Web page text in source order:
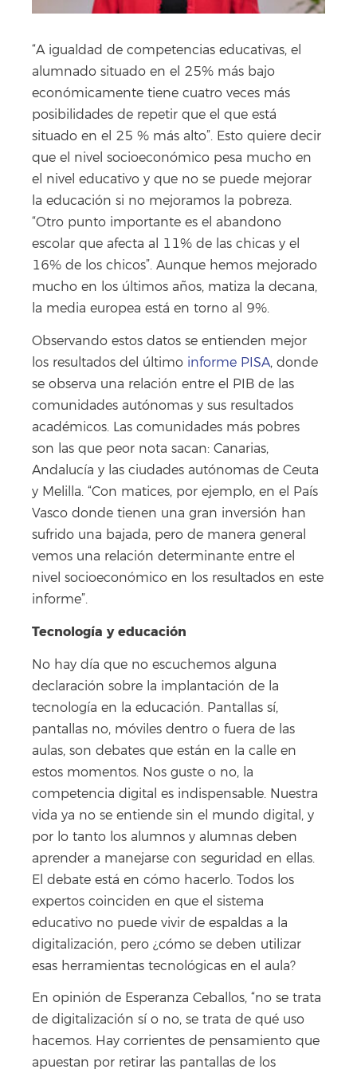
“A igualdad de competencias educativas, el
alumnado situado en el 25% más bajo
económicamente tiene cuatro veces más
posibilidades de repetir que el que está
situado en el 25 % más alto”. Esto quiere decir
que el nivel socioeconómico pesa mucho en
el nivel educativo y que no se puede mejorar
la educación si no mejoramos la pobreza.
“Otro punto importante es el abandono
escolar que afecta al 11% de las chicas y el
16% de los chicos”. Aunque hemos mejorado
mucho en los últimos años, matiza la decana,
la media europea está en torno al 9%.
Observando estos datos se entienden mejor
los resultados del último informe PISA, donde
se observa una relación entre el PIB de las
comunidades autónomas y sus resultados
académicos. Las comunidades más pobres
son las que peor nota sacan: Canarias,
Andalucía y las ciudades autónomas de Ceuta
y Melilla. “Con matices, por ejemplo, en el País
Vasco donde tienen una gran inversión han
sufrido una bajada, pero de manera general
vemos una relación determinante entre el
nivel socioeconómico en los resultados en este
informe”.
Tecnología y educación
No hay día que no escuchemos alguna
declaración sobre la implantación de la
tecnología en la educación. Pantallas sí,
pantallas no, móviles dentro o fuera de las
aulas, son debates que están en la calle en
estos momentos. Nos guste o no, la
competencia digital es indispensable. Nuestra
vida ya no se entiende sin el mundo digital, y
por lo tanto los alumnos y alumnas deben
aprender a manejarse con seguridad en ellas.
El debate está en cómo hacerlo. Todos los
expertos coinciden en que el sistema
educativo no puede vivir de espaldas a la
digitalización, pero ¿cómo se deben utilizar
esas herramientas tecnológicas en el aula?
En opinión de Esperanza Ceballos, “no se trata
de digitalización sí o no, se trata de qué uso
hacemos. Hay corrientes de pensamiento que
apuestan por retirar las pantallas de los